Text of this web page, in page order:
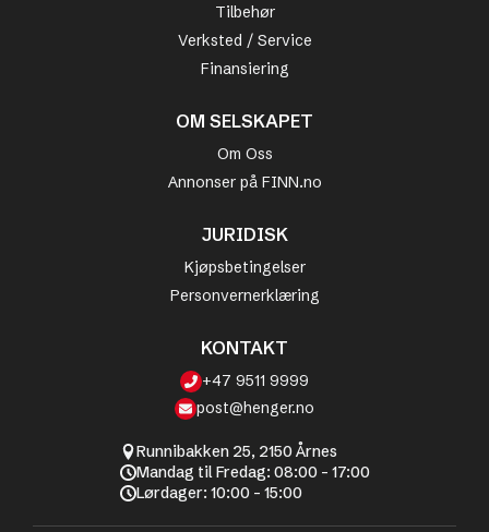
Tilbehør
Verksted / Service
Finansiering
OM SELSKAPET
Om Oss
Annonser på FINN.no
JURIDISK
Kjøpsbetingelser
Personvernerklæring
KONTAKT
+47 9511 9999
post@henger.no
Runnibakken 25, 2150 Årnes
Mandag til Fredag: 08:00 - 17:00
Lørdager: 10:00 - 15:00